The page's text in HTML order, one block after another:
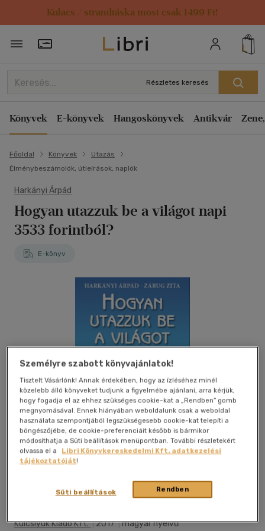
Kulacs / strandtáska most csak 1499 Ft!
Törzsvásárlói Kártya adatai
Részletes keresés
Könyvek E-könyvek Hangoskönyvek Antikvár
Főoldal Könyvek
Utazás
Élménybeszámolók, útleírások, naplók
Harkányi Árpád
Hogyan utazzuk be a világot napi
3533 forintból?
E-könyv
Kívánságlistához adom Megosztom
Kulcslyuk Kiadó Kft.|2017|magyar nyelvű
Személyre szabott könyvajánlatok!
Tisztelt Vásárlónk! Annak érdekében, hogy az ízléséhez minél
közelebb álló könyveket tudjunk a figyelmébe ajánlani, arra kérjük,
hogy fogadja el az ehhez szükséges cookie-kat a „Rendben” gomb
megnyomásával. Ennek hiányában weboldalunk csak a weboldal
használata szempontjából legszükségesebb cookie-kat telepíti a
böngészőjébe, de cookie-preferenciáit később is bármikor
módosíthatja a Süti beállítások menüpontban. További részletekért
olvassa el a
Libri Könyvkereskedelmi Kft. adatkezelési
tájékoztatóját!
Rendben
Süti beállítások